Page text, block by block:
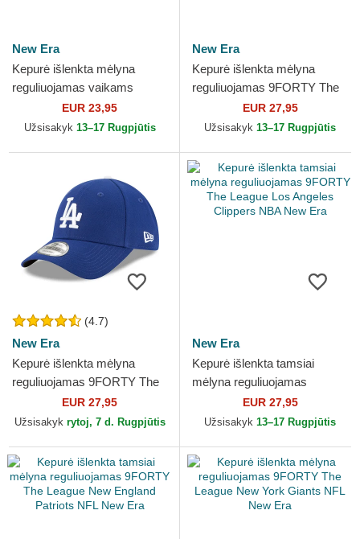
New Era
Kepurė išlenkta mėlyna
reguliuojamas vaikams
9FORTY The League Los
Angeles Rams NFL New Era
EUR 23,95
Užsisakyk 13–17 Rugpjūtis
New Era
Kepurė išlenkta mėlyna
reguliuojamas 9FORTY The
League Los Angeles
Chargers MLB New Era
EUR 27,95
Užsisakyk 13–17 Rugpjūtis
(4.7)
New Era
Kepurė išlenkta mėlyna
reguliuojamas 9FORTY The
League Los Angeles Dodgers
MLB New Era
EUR 27,95
Užsisakyk rytoj, 7 d. Rugpjūtis
New Era
Kepurė išlenkta tamsiai
mėlyna reguliuojamas
9FORTY The League Los
Angeles Clippers NBA New
EUR 27,95
Užsisakyk 13–17 Rugpjūtis